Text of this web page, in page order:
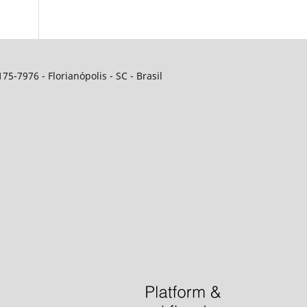
7976 - Florianópolis - SC - Brasil